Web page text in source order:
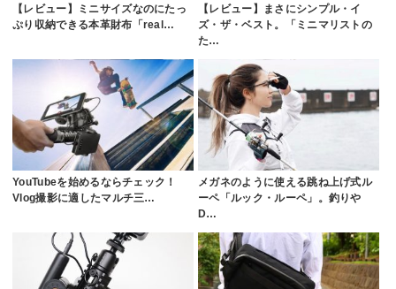
【レビュー】ミニサイズなのにたっ
ぷり収納できる本革財布「real…
【レビュー】まさにシンプル・イ
ズ・ザ・ベスト。「ミニマリストの
た…
YouTubeを始めるならチェック！
Vlog撮影に適したマルチ三…
メガネのように使える跳ね上げ式ル
ーペ「ルック・ルーペ」。釣りや
D…